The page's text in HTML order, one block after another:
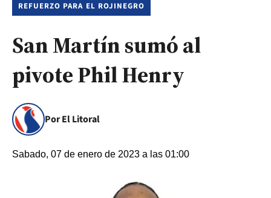
REFUERZO PARA EL ROJINEGRO
San Martín sumó al
pivote Phil Henry
Por El Litoral
Sabado, 07 de enero de 2023 a las 01:00